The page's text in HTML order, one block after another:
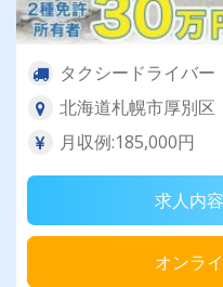
タクシードライバー
北海道札幌市厚別区
月収例:185,000円
求人内
オンラ